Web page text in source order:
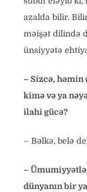
azalda bilir.
məişət dilində
ünsiyyətə
– Sizcə, həmin
kimə və ya
ilahi gücə?
– Bəlkə, belə
–
dünyanın bir